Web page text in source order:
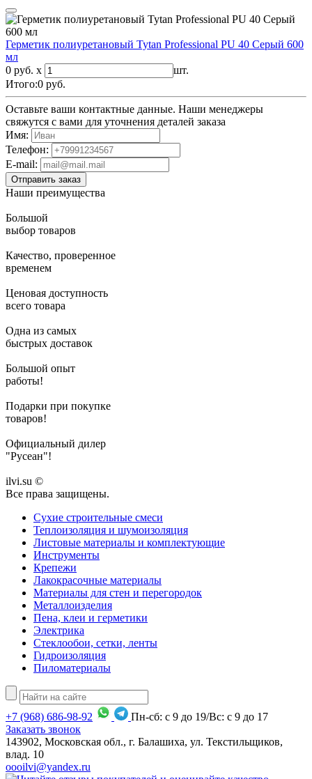
Герметик полиуретановый Tytan Professional PU 40 Серый 600
мл
0 руб. x
шт.
Итого:0 руб.
Оставьте ваши контактные данные. Наши менеджеры
свяжутся с вами для уточнения деталей заказа
Имя:
Телефон:
E-mail:
Наши преимущества
Большой
выбор товаров
Качество, проверенное
временем
Ценовая доступность
всего товара
Одна из самых
быстрых доставок
Большой опыт
работы!
Подарки при покупке
товаров!
Официальный дилер
"Русеан"!
ilvi.su ©
Все права защищены.
Сухие строительные смеси
Теплоизоляция и шумоизоляция
Листовые материалы и комплектующие
Инструменты
Крепежи
Лакокрасочные материалы
Материалы для стен и перегородок
Металлоизделия
Пена, клеи и герметики
Электрика
Стеклообои, сетки, ленты
Гидроизоляция
Пиломатериалы
+7 (968) 686-98-92
Пн-сб: с 9 до 19/Вс: с 9 до 17
Заказать звонок
143902, Московская обл., г. Балашиха, ул. Текстильщиков,
влад. 10
oooilvi@yandex.ru